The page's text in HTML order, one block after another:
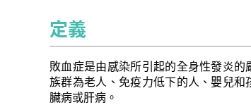
定義
敗血症是由感染所引起的全身性發炎
族群為老人、免疫力低下的人、嬰兒
臟病或肝病。